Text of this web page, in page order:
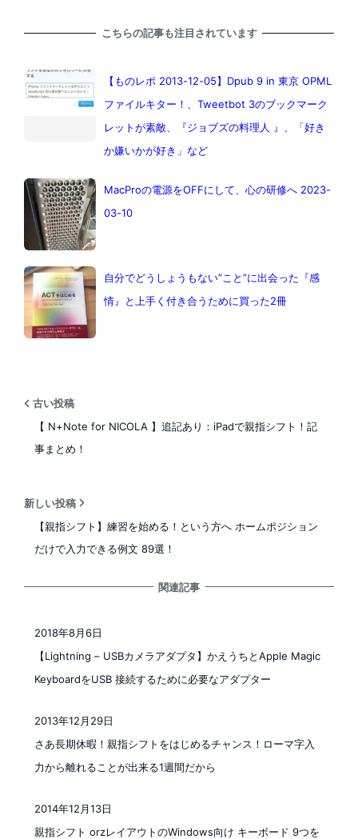
こちらの記事も注目されています
【ものレポ 2013-12-05】Dpub 9 in 東京 OPML
ファイルキター！、Tweetbot 3のブックマーク
レットが素敵、『ジョブズの料理人 』、「好き
か嫌いかが好き」など
MacProの電源をOFFにして、心の研修へ 2023-
03-10
自分でどうしょうもない”こと”に出会った『感
情』と上手く付き合うために買った2冊
古い投稿
【 N+Note for NICOLA 】追記あり：iPadで親指シフト！記
事まとめ！
新しい投稿
【親指シフト】練習を始める！という方へ ホームポジション
だけで入力できる例文 89選！
関連記事
【Lightning – USBカメラアダプタ】かえうちとApple Magic
KeyboardをUSB 接続するために必要なアダプター
2018年8月6日
さあ長期休暇！親指シフトをはじめるチャンス！ローマ字入
力から離れることが出来る1週間だから
2013年12月29日
親指シフト orzレイアウトのWindows向け キーボード 9つを
投稿日
2014年12月13日